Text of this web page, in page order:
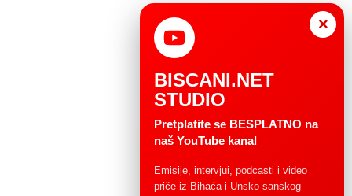
×
BISCANI.NET
STUDIO
Pretplatite se BESPLATNO na
naš YouTube kanal
Emisije, intervjui, podcasti i video
priče iz Bihaća i Unsko-sanskog